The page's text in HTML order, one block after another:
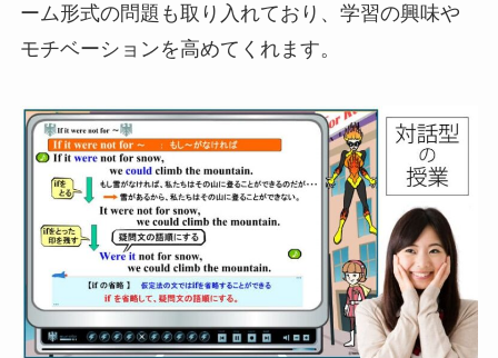
ーム形式の問題も取り入れており、学習の興味や
モチベーションを高めてくれます。